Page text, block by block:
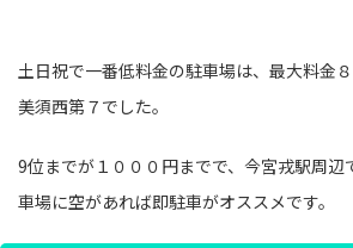
土日祝で一番低料金の駐車場は、最大料金
美須西第７でした。
9位までが１０００円までで、今宮戎駅周辺
車場に空があれば即駐車がオススメです。